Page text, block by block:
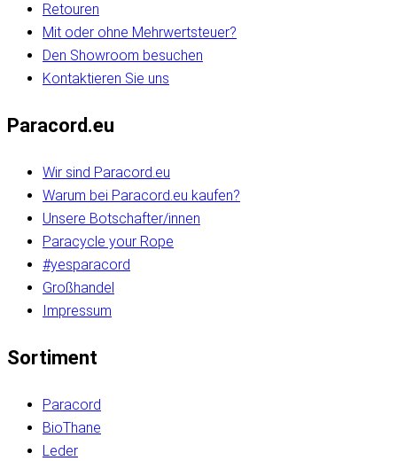
Retouren
Mit oder ohne Mehrwertsteuer?
Den Showroom besuchen
Kontaktieren Sie uns
Paracord.eu
Wir sind Paracord.eu
Warum bei Paracord.eu kaufen?
Unsere Botschafter/innen
Paracycle your Rope
#yesparacord
Großhandel
Impressum
Sortiment
Paracord
BioThane
Leder